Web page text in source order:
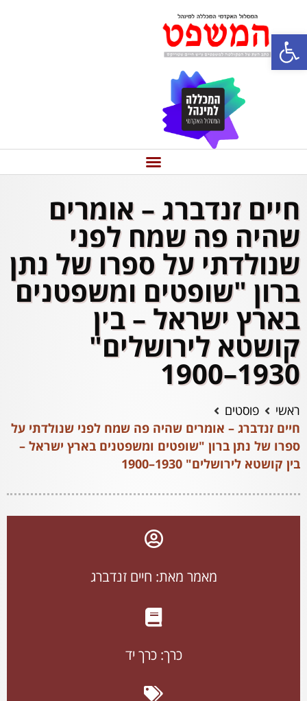
פתח סרגל נגישות
חיים זנדברג – אומרים
שהיה פה שמח לפני
שנולדתי על ספרו של נתן
ברון "שופטים ומשפטנים
בארץ ישראל – בין
קושטא לירושלים"
1930–1900
ראשי
פוסטים
חיים זנדברג – אומרים שהיה פה שמח לפני שנולדתי על
ספרו של נתן ברון "שופטים ומשפטנים בארץ ישראל –
בין קושטא לירושלים" 1930–1900
מאמר מאת: חיים זנדברג
כרך:כרך יד